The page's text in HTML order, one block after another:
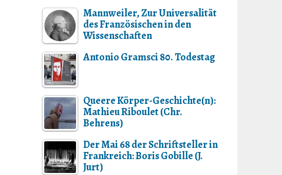
Mannweiler, Zur Universalität
des Französischen in den
Wissenschaften
Antonio Gramsci 80. Todestag
Queere Körper-Geschichte(n):
Mathieu Riboulet (Chr.
Behrens)
Der Mai 68 der Schriftsteller in
Frankreich: Boris Gobille (J.
Jurt)